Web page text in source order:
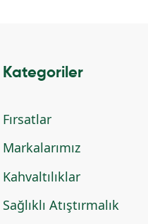
Kategoriler
Fırsatlar
Markalarımız
Kahvaltılıklar
Sağlıklı Atıştırmalık